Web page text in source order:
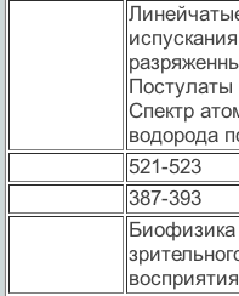
испускания
Постулаты
Спектр
водорода
521-523
387-393
Биофизика
восприятия